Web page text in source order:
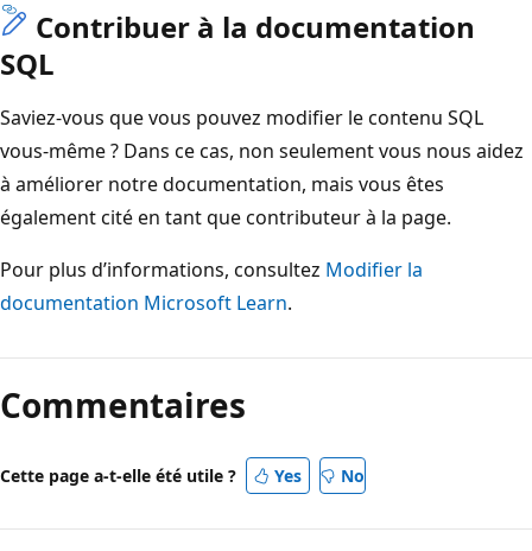
Contribuer à la documentation
SQL
Saviez-vous que vous pouvez modifier le contenu SQL
vous-même ? Dans ce cas, non seulement vous nous aidez
à améliorer notre documentation, mais vous êtes
également cité en tant que contributeur à la page.
Pour plus d’informations, consultez Modifier la
documentation Microsoft Learn.
Commentaires
Cette page a-t-elle été utile ? Yes No